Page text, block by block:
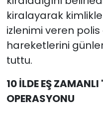
kiralayarak
izlenimi veren
hareketlerini
tuttu.
10 İLDE EŞ
OPERASYONU